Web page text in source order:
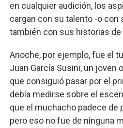
en cualquier audición, los
cargan con su talento -o con
también con sus historias de
Anoche, por ejemplo, fue el
Juan García Susini, un joven
que consiguió pasar por el
debía medirse sobre el
que el muchacho padece de
pero eso no fue de ninguna